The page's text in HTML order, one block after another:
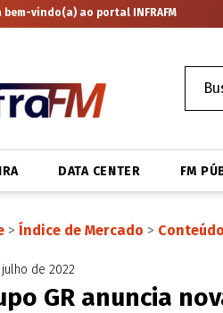
bem-vindo(a) ao portal INFRAFM
DATA CENTER FM
> Índice de Mercado > Conteúdo
de 2022
GR anuncia